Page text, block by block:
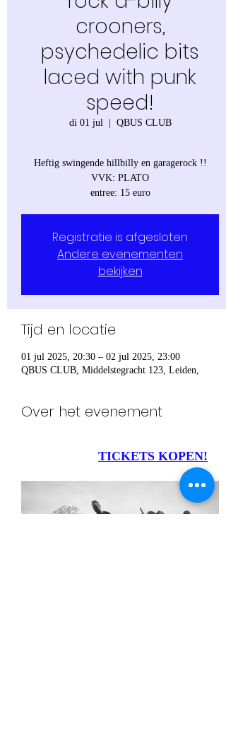
crooners,
psychedelic bits
laced with punk
speed!
di 01 jul
  |
QBUS CLUB
Heftig swingende hillbilly en garagerock !!
VVK: PLATO
entree: 15 euro
Registratie is afgesloten
Andere evenementen
bekijken
Tijd en locatie
01 jul 2025, 20:30 – 02 jul 2025, 23:00
QBUS CLUB, Middelstegracht 123, Leiden,
Over het evenement
TICKETS KOPEN!